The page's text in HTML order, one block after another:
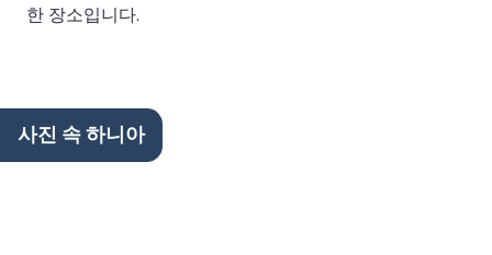
한 장소입니다.
사진 속 하니아